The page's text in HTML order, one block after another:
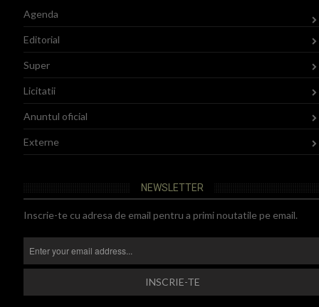
Agenda
Editorial
Super
Licitatii
Anuntul oficial
Externe
NEWSLETTER
Inscrie-te cu adresa de email pentru a primi noutatile pe email.